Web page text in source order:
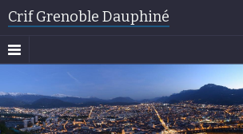
Crif Grenoble Dauphiné